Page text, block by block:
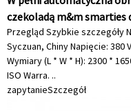
czekoladą m&m smarties
Przegląd Szybkie szczegóły
Syczuan, Chiny Napięcie: 380
Wymiary (L * W * H): 2300 *
ISO Warra. ..
zapytanieSzczegół